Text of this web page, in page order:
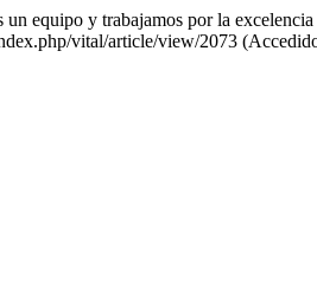
equipo y trabajamos por la
vital/article/view/2073